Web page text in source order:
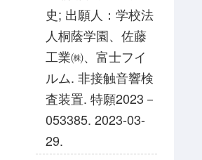
史; 出願人：学校法
人桐蔭学園、佐藤
工業㈱、富士フイ
ルム. 非接触音響検
査装置. 特願2023－
053385. 2023-03-
29.